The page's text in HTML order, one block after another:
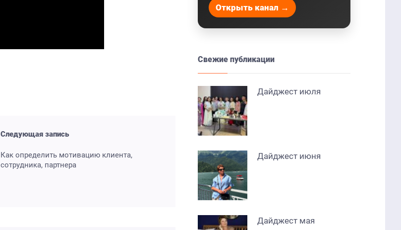
Следующая запись
Как определить мотивацию клиента,
сотрудника, партнера
Открыть канал →
Свежие публикации
Дайджест июля
Дайджест июня
Дайджест мая